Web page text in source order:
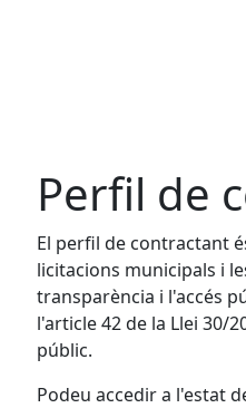
Perfil de
El perfil de contractant
licitacions municipals i
transparència i l'accés
l'article 42 de la Llei 30/
públic.
Podeu accedir a l'estat